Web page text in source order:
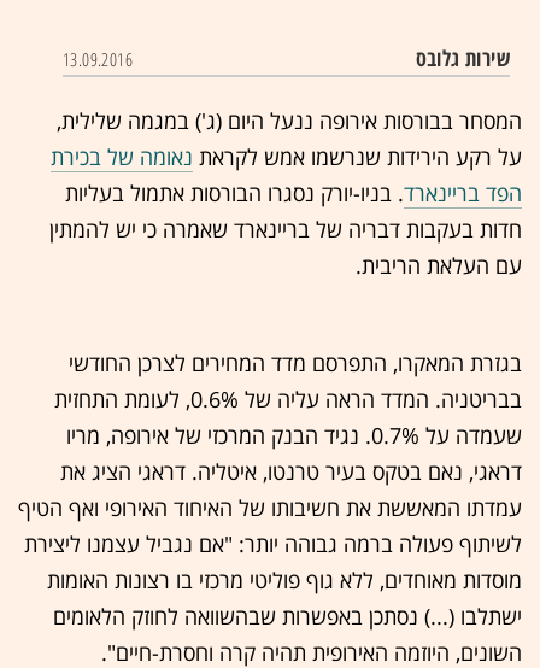
שירות גלובס 13.09.2016
המסחר בבורסות אירופה ננעל היום (ג') במגמה שלילית,
על רקע הירידות שנרשמו אמש לקראת נאומה של בכירת
הפד בריינארד. בניו-יורק נסגרו הבורסות אתמול בעליות
חדות בעקבות דבריה של בריינארד שאמרה כי יש להמתין
עם העלאת הריבית.
בגזרת המאקרו, התפרסם מדד המחירים לצרכן החודשי
בבריטניה. המדד הראה עליה של 0.6%, לעומת התחזית
שעמדה על 0.7%. נגיד הבנק המרכזי של אירופה, מריו
דראגי, נאם בטקס בעיר טרנטו, איטליה. דראגי הציג את
עמדתו המאששת את חשיבותו של האיחוד האירופי ואף הטיף
לשיתוף פעולה ברמה גבוהה יותר: "אם נגביל עצמנו ליצירת
מוסדות מאוחדים, ללא גוף פוליטי מרכזי בו רצונות האומות
ישתלבו (...) נסתכן באפשרות שבהשוואה לחוזק הלאומים
השונים, היוזמה האירופית תהיה קרה וחסרת-חיים".